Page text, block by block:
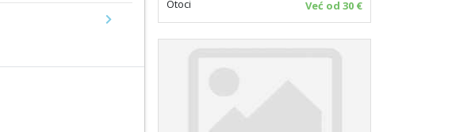
Next
Otoci Već od 30 €